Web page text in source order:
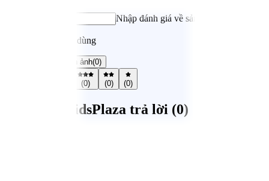
Nhập đánh giá về sản phẩm*
Nhận xét từ người dùng
Có hình ảnh(0)
(0) (0) (0)
Mẹ Hỏi / KidsPlaza trả lời (0)